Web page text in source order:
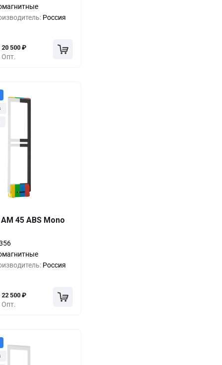
Россия
Опт.
20 500 ₽
-19%
-26% 22 500₽
45 ABS Mono
Россия
Опт.
22 500 ₽
-18%
-24% 24 500₽